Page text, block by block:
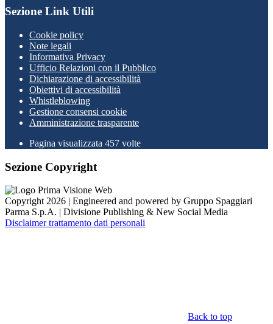
Sezione Link Utili
Cookie policy
Note legali
Informativa Privacy
Ufficio Relazioni con il Pubblico
Dichiarazione di accessibilità
Obiettivi di accessibilità
Whistleblowing
Gestione consensi cookie
Amministrazione trasparente
Pagina visualizzata 457 volte
Sezione Copyright
Copyright 2026 | Engineered and powered by Gruppo Spaggiari
Parma S.p.A. | Divisione Publishing & New Social Media
Disclaimer trattamento dati personali
Back to top